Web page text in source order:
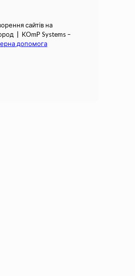
сайтів на
| KOmP Systems –
допомога